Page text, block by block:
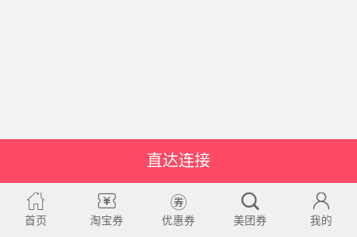
直达连接
首页 淘宝券 优惠券 美团券 我的